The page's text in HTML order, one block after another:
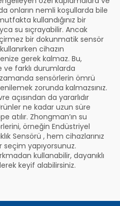
onların nemli koşullarda bile
kullandığınız bir
su sıçrayabilir. Ancak
bir dokunmatik sensör
cihazın
gerek kalmaz. Bu,
ve farklı durumlarda
sensörlerin ömrü
zorunda kalmazsınız.
açısından da yararlıdır
ne kadar uzun süre
atılır. Zhongman’ın su
örneğin Endüstriyel
Sensörü , hem cihazlarınız
seçim yapıyorsunuz.
kullanabilir, dayanıklı
keyif alabilirsiniz.